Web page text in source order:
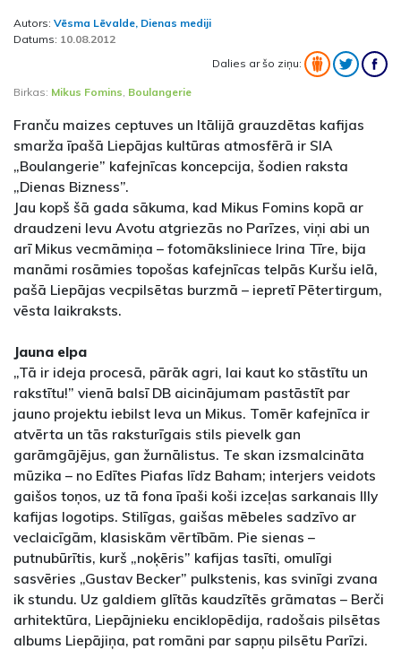
Autors: Vēsma Lēvalde, Dienas mediji
Datums: 10.08.2012
Dalies ar šo ziņu:
Birkas: Mikus Fomins Boulangerie
Franču maizes ceptuves un Itālijā grauzdētas kafijas
smarža īpašā Liepājas kultūras atmosfērā ir SIA
„Boulangerie” kafejnīcas koncepcija, šodien raksta
„Dienas Bizness”.
Jau kopš šā gada sākuma, kad Mikus Fomins kopā ar
draudzeni Ievu Avotu atgriezās no Parīzes, viņi abi un
arī Mikus vecmāmiņa – fotomāksliniece Irina Tīre, bija
manāmi rosāmies topošas kafejnīcas telpās Kuršu ielā,
pašā Liepājas vecpilsētas burzmā – iepretī Pētertirgum,
vēsta laikraksts.
Jauna elpa
„Tā ir ideja procesā, pārāk agri, lai kaut ko stāstītu un
rakstītu!” vienā balsī DB aicinājumam pastāstīt par
jauno projektu iebilst Ieva un Mikus. Tomēr kafejnīca ir
atvērta un tās raksturīgais stils pievelk gan
garāmgājējus, gan žurnālistus. Te skan izsmalcināta
mūzika – no Edītes Piafas līdz Baham; interjers veidots
gaišos toņos, uz tā fona īpaši koši izceļas sarkanais Illy
kafijas logotips. Stilīgas, gaišas mēbeles sadzīvo ar
veclaicīgām, klasiskām vērtībām. Pie sienas –
putnubūrītis, kurš „noķēris” kafijas tasīti, omulīgi
sasvēries „Gustav Becker” pulkstenis, kas svinīgi zvana
ik stundu. Uz galdiem glītās kaudzītēs grāmatas – Berči
arhitektūra, Liepājnieku enciklopēdija, radošais pilsētas
albums Liepājiņa, pat romāni par sapņu pilsētu Parīzi.